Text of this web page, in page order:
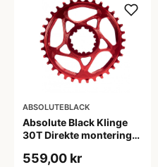
ABSOLUTEBLACK
Absolute Black Klinge
30T Direkte montering
Rød
559,00 kr